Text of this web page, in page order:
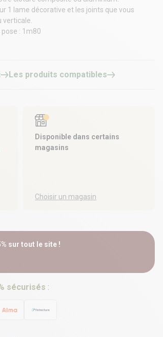
1 lame décorative et les joints que vous
pose : 1m80
Les produits compatibles
Disponible dans certains
magasins
Choisir un magasin
sur tout le site !
sécurisés :